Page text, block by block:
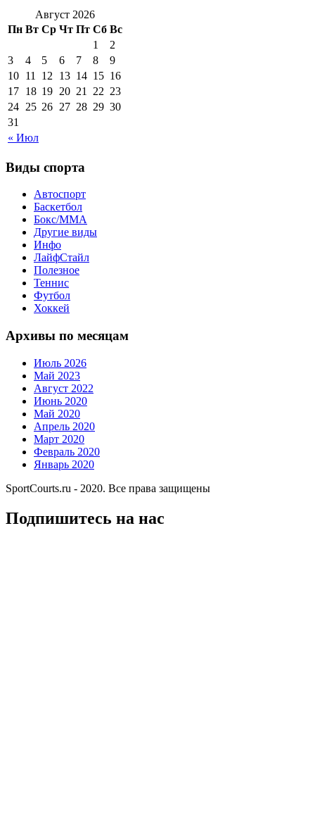
Август 2026
Пн Вт Ср Чт Пт Сб Вс
« Июл
1
2
3
4 5 6 7 8
9
10 11 12 13 14 15 16
17 18 19 20 21 22 23
24 25 26 27 28 29 30
31
Виды спорта
Автоспорт
Баскетбол
Бокс/MMA
Другие виды
Инфо
ЛайфСтайл
Полезное
Теннис
Футбол
Хоккей
Архивы по месяцам
Июль 2026
Май 2023
Август 2022
Июнь 2020
Май 2020
Апрель 2020
Март 2020
Февраль 2020
Январь 2020
SportCourts.ru - 2020. Все права защищены
Подпишитесь на нас